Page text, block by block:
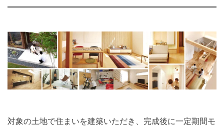
対象の土地で住まいを建築いただき、完成後に一定期間モ